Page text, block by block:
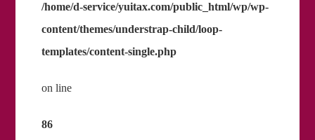
/home/d-service/yuitax.com/public_html/wp/wp-
content/themes/understrap-child/loop-
templates/content-single.php
on line
86